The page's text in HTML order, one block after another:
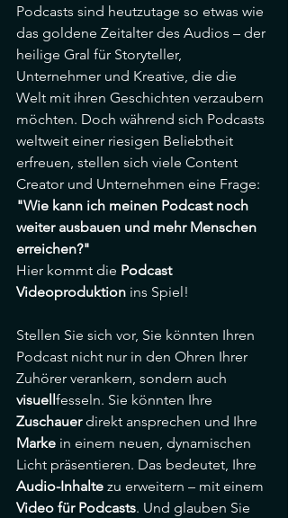
Podcasts sind heutzutage so etwas wie
das goldene Zeitalter des Audios – der
heilige Gral für Storyteller,
Unternehmer und Kreative, die die
Welt mit ihren Geschichten verzaubern
möchten. Doch während sich Podcasts
weltweit einer riesigen Beliebtheit
erfreuen, stellen sich viele Content
Creator und Unternehmen eine Frage:
"Wie kann ich meinen Podcast noch
weiter ausbauen und mehr Menschen
erreichen?"
Hier kommt die Podcast
Videoproduktion ins Spiel!
Stellen Sie sich vor, Sie könnten Ihren
Podcast nicht nur in den Ohren Ihrer
Zuhörer verankern, sondern auch
visuell fesseln. Sie könnten Ihre
Zuschauer direkt ansprechen und Ihre
Marke in einem neuen, dynamischen
Licht präsentieren. Das bedeutet, Ihre
Audio-Inhalte zu erweitern – mit einem
Video für Podcasts. Und glauben Sie